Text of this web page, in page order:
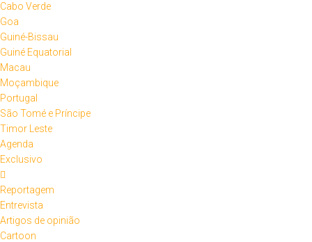
Cabo Verde
Goa
Guiné-Bissau
Guiné Equatorial
Macau
Moçambique
Portugal
São Tomé e Príncipe
Timor Leste
Agenda
Exclusivo
Reportagem
Entrevista
Artigos de opinião
Cartoon